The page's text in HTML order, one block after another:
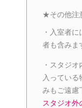
★その他注
・入室者
者も含みま
・スタジ
入っている
みもご遠慮
スタジオ外